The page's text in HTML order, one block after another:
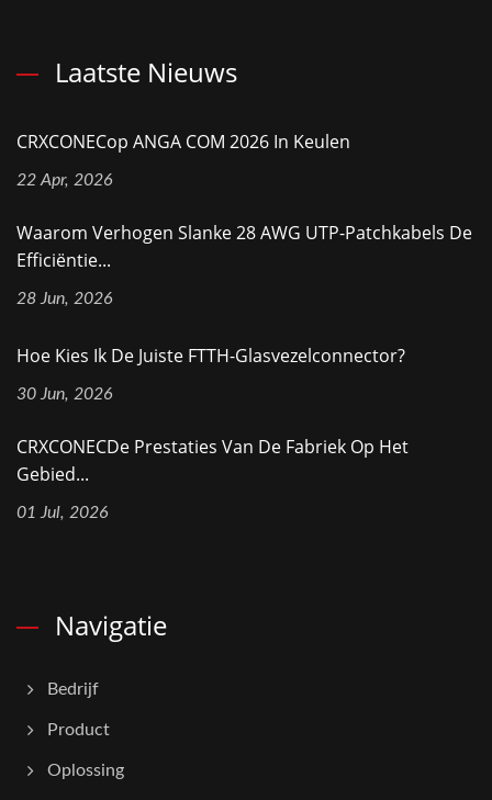
Laatste Nieuws
CRXCONECop ANGA COM 2026 In Keulen
22 Apr, 2026
Waarom Verhogen Slanke 28 AWG UTP-Patchkabels De
Efficiëntie...
28 Jun, 2026
Hoe Kies Ik De Juiste FTTH-Glasvezelconnector?
30 Jun, 2026
CRXCONECDe Prestaties Van De Fabriek Op Het
Gebied...
01 Jul, 2026
Navigatie
Bedrijf
Product
Oplossing